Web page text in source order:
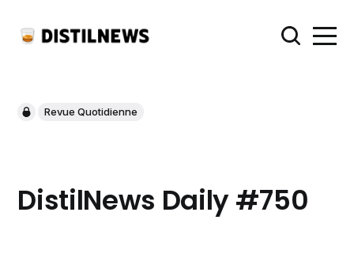
Revue Quotidienne
DistilNews Daily #750